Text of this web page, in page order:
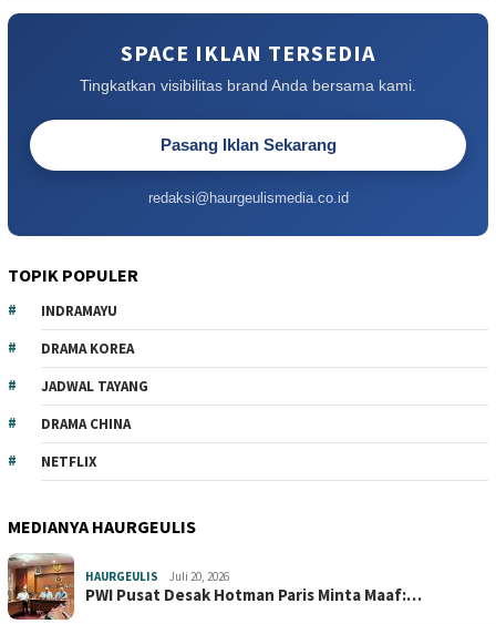
SPACE IKLAN TERSEDIA
Tingkatkan visibilitas brand Anda bersama kami.
Pasang Iklan Sekarang
redaksi@haurgeulismedia.co.id
TOPIK POPULER
INDRAMAYU
DRAMA KOREA
JADWAL TAYANG
DRAMA CHINA
NETFLIX
MEDIANYA HAURGEULIS
HAURGEULIS Juli 20, 2026
PWI Pusat Desak Hotman Paris Minta Maaf:…